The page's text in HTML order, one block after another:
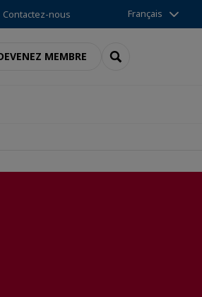
Contactez-nous Français
MEMBRE RECHERCHER